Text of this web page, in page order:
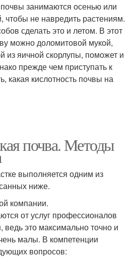
занимаются осенью или
чтобы не навредить растениям.
сделать это и летом. В этот
можно доломитовой мукой,
из яичной скорлупы, поможет и
прежде чем приступать к
какая кислотность почвы на
почва. Методы
выполняется одним из
ниже.
компании.
от услуг профессионалов
ведь это максимально точно и
малы. В компетенции
вопросов: